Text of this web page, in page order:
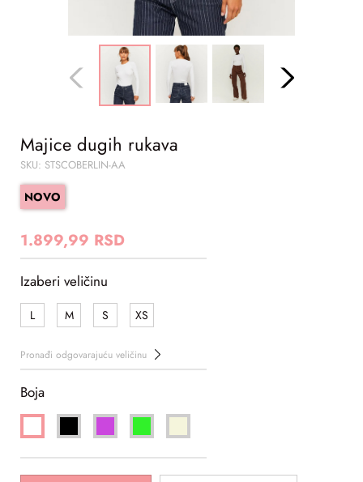
Majice dugih rukava
SKU: STSCOBERLIN-AA
NOVO
1.899,99 RSD
Izaberi veličinu
L M S XS
Pronađi odgovarajuću veličinu
Boja